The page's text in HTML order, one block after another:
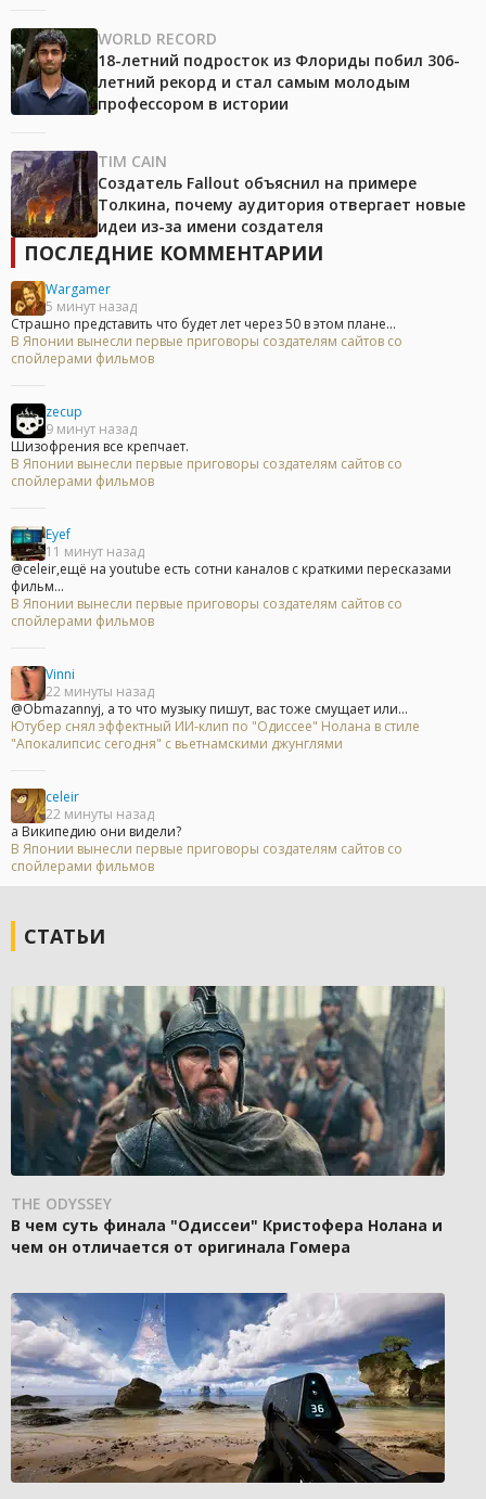
WORLD RECORD
18-летний подросток из Флориды побил 306-
летний рекорд и стал самым молодым
профессором в истории
TIM CAIN
Создатель Fallout объяснил на примере
Толкина, почему аудитория отвергает новые
идеи из-за имени создателя
ПОСЛЕДНИЕ КОММЕНТАРИИ
Wargamer
5 минут назад
Страшно представить что будет лет через 50 в этом плане...
В Японии вынесли первые приговоры создателям сайтов со
спойлерами фильмов
zecup
9 минут назад
Шизофрения все крепчает.
В Японии вынесли первые приговоры создателям сайтов со
спойлерами фильмов
Eyef
11 минут назад
@celeir,ещё на youtube есть сотни каналов с краткими пересказами
фильм...
В Японии вынесли первые приговоры создателям сайтов со
спойлерами фильмов
Vinni
22 минуты назад
@Obmazannyj, а то что музыку пишут, вас тоже смущает или...
Ютубер снял эффектный ИИ-клип по "Одиссее" Нолана в стиле
"Апокалипсис сегодня" с вьетнамскими джунглями
celeir
22 минуты назад
а Википедию они видели?
В Японии вынесли первые приговоры создателям сайтов со
спойлерами фильмов
СТАТЬИ
THE ODYSSEY
В чем суть финала "Одиссеи" Кристофера Нолана и
чем он отличается от оригинала Гомера